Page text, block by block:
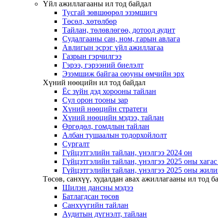
Үйл ажиллагааны ил тод байдал
Тусгай зөвшөөрөл эзэмшигч
Төсөл, хөтөлбөр
Тайлан, төлөвлөгөө, дотоод аудит
Судалгааны сан, ном, гарын авлага
Авлигын эсрэг үйл ажиллагаа
Газрын гэрчилгээ
Гэрээ, гэрээний биелэлт
Эзэмшиж байгаа оюуны өмчийн эрх
Хүний нөөцийн ил тод байдал
Ёс зүйн дэд хорооны тайлан
Сул орон тооны зар
Хүний нөөцийн стратеги
Хүний нөөцийн мэдээ, тайлан
Өргөдөл, гомдлын тайлан
Албан тушаалын тодорхойлолт
Сургалт
Гүйцэтгэлийн тайлан, үнэлгээ 2024 он
Гүйцэтгэлийн тайлан, үнэлгээ 2025 оны
Гүйцэтгэлийн тайлан, үнэлгээ 2025 оны
Төсөв, санхүү, худалдан авах ажиллагааны ил тод
Шилэн дансны мэдээ
Батлагдсан төсөв
Санхүүгийн тайлан
Аудитын дүгнэлт, тайлан